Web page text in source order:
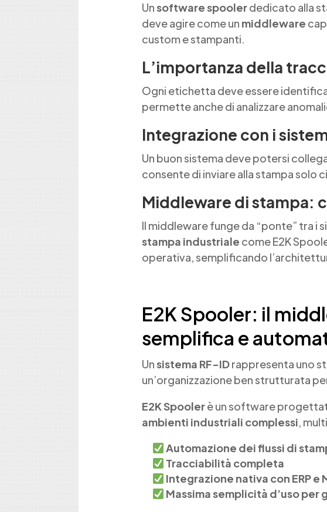
Unsoftware spoolerdedicato alla
deve agire come un middleware
custom e stampanti.
L’importanza della
Ogni etichetta deve essere
permette anche di analizzare
Integrazione con i
Un buon sistema deve potersi
consente di inviare alla stampa solo
Middleware di stampa:
Il middleware funge da “ponte” tra i
stampa industriale come E2K
operativa, semplificando
E2K Spooler: il
semplifica e
Unsistema RF-IDrappresenta uno
un’organizzazione ben strutturata
E2K Spoolerè un software
ambienti industriali complessi,
Automazione dei flussi di
Tracciabilità completa
Integrazione nativa con ERP e
Massima semplicità d’uso per